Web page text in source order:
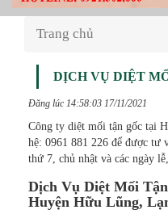
Trang chủ
DỊCH VỤ DIỆT
Đăng lúc 14:58:03 17/11/2021
Công ty diệt mối tận gốc tại
hệ: 0961 881 226 để được tư
thứ 7, chủ nhật và các ngày
Dịch Vụ Diệt Mối
Huyện Hữu Lũng​,